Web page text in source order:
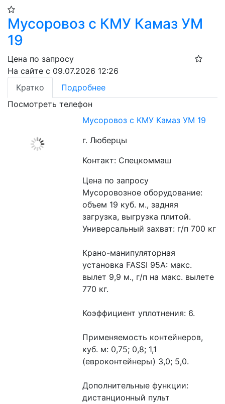
Мусоровоз с КМУ Камаз УМ
19
Цена по запросу
На сайте с 09.07.2026 12:26
Кратко
Подробнее
Посмотреть телефон
Мусоровоз с КМУ Камаз УМ 19
г. Люберцы
Контакт: Спецкоммаш
Цена по запросу
Мусоровозное оборудование:
объем 19 куб. м., задняя
загрузка, выгрузка плитой.
Универсальный захват: г/п 700 кг
Крано-манипуляторная
установка FASSI 95А: макс.
вылет 9,9 м., г/п на макс. вылете
770 кг.
Коэффициент уплотнения: 6.
Применяемость контейнеров,
куб. м: 0,75; 0,8; 1,1
(евроконтейнеры) 3,0; 5,0.
Дополнительные функции:
дистанционный пульт